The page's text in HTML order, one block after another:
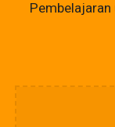
Pembelajaran